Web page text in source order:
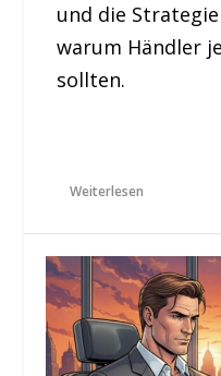
und die
warum Händler
sollten.
Weiterlesen